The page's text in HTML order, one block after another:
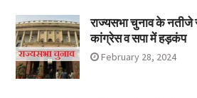
राज्यसभा चुनाव के
कांग्रेस व सपा में हड़कंप
February 28, 2024